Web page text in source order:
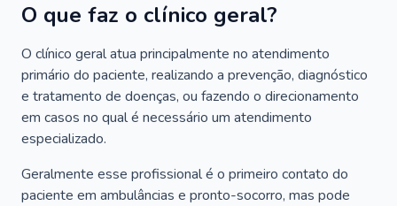
O que faz o clínico geral?
O clínico geral atua principalmente no atendimento
primário do paciente, realizando a prevenção, diagnóstico
e tratamento de doenças, ou fazendo o direcionamento
em casos no qual é necessário um atendimento
especializado.
Geralmente esse profissional é o primeiro contato do
paciente em ambulâncias e pronto-socorro, mas pode